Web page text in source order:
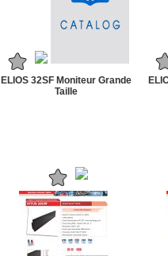
ELIOS 32SF Moniteur Grande
Taille